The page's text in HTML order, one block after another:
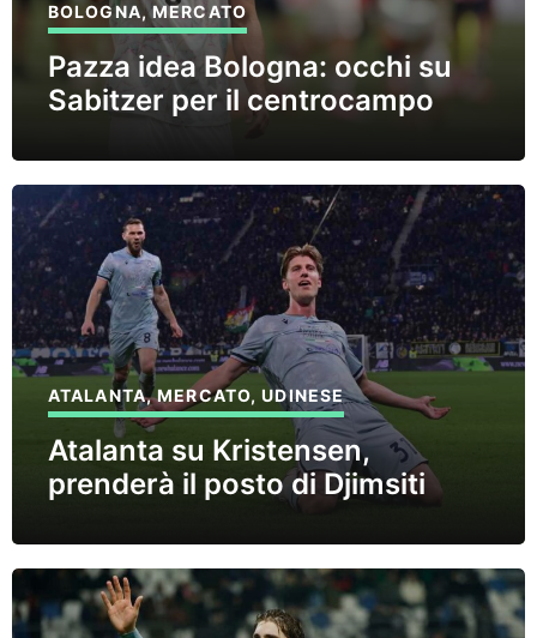
BOLOGNA,MERCATO
Pazza idea Bologna: occhi su
Sabitzer per il centrocampo
ATALANTA,MERCATO,UDINESE
Atalanta su Kristensen,
prenderà il posto di Djimsiti